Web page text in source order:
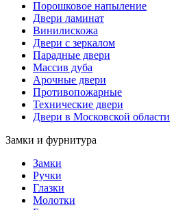
Порошковое напыление
Двери ламинат
Винилискожа
Двери с зеркалом
Парадные двери
Массив дуба
Арочные двери
Противопожарные
Технические двери
Двери в Московской области
Замки и фурнитура
Замки
Ручки
Глазки
Молотки